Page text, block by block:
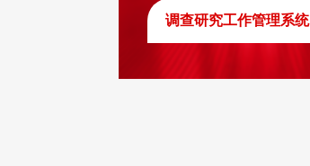
调查研究工作管理系统